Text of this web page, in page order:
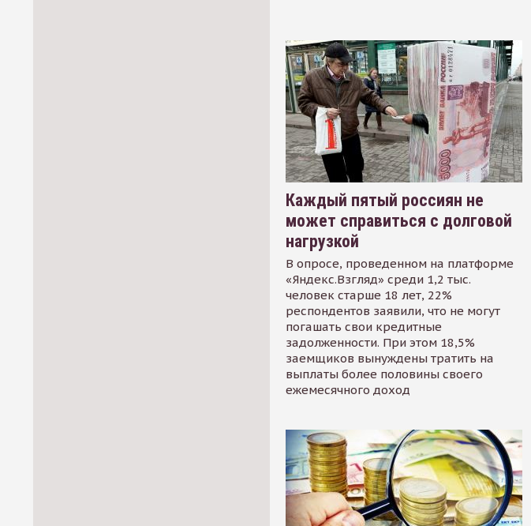
Каждый пятый россиян не
может справиться с долговой
нагрузкой
В опросе, проведенном на платформе
«Яндекс.Взгляд» среди 1,2 тыс.
человек старше 18 лет, 22%
респондентов заявили, что не могут
погашать свои кредитные
задолженности. При этом 18,5%
заемщиков вынуждены тратить на
выплаты более половины своего
ежемесячного доход